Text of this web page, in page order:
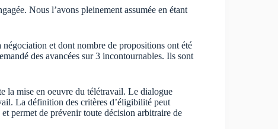
Nous l’avons pleinement assumée en étant
et dont nombre de propositions ont été
des avancées sur 3 incontournables. Ils sont
la mise en oeuvre du télétravail. Le dialogue
La définition des critères d’éligibilité peut
permet de prévenir toute décision arbitraire de